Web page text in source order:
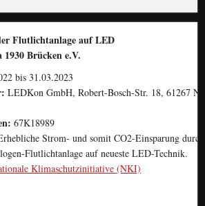
Flutlichtanlage auf LED
Brücken e.V.
bis 31.03.2023
LEDKon GmbH, Robert-Bosch-Str. 18, 61267
67K18989
Strom- und somit CO2-Einsparung durch
Flutlichtanlage auf neueste LED-Technik.
Klimaschutzinitiative (NKI)